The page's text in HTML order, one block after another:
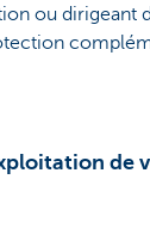
ou dirigeant
de